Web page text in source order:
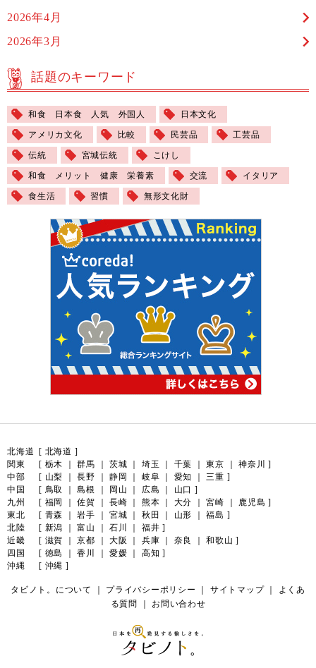
2026年4月
2026年3月
話題のキーワード
和食 日本食 人気 外国人 日本文化
アメリカ文化 比較 民芸品 工芸品
伝統 宮城伝統 こけし
和食 メリット 健康 栄養素 交流 イタリア
食生活 習慣 無形文化財
北海道 [ 北海道 ]
関東
[ 栃木 ｜群馬 茨城 埼玉 千葉 ｜東京 神奈川
]
中部
[ 山梨 ｜長野 静岡 岐阜 愛知 ｜三重 ]
中国
[ 鳥取 ｜島根 岡山 広島 山口 ]
九州
[ 福岡 ｜佐賀 長崎 熊本 大分 ｜宮崎 鹿児島 ]
東北
[ 青森 ｜岩手 宮城 秋田 山形 ｜福島 ]
北陸
[ 新潟 ｜富山 石川 福井 ]
近畿
[ 滋賀 ｜京都 大阪 兵庫 奈良 ｜和歌山 ]
四国
[ 徳島 ｜香川 愛媛 高知 ]
沖縄
[ 沖縄 ]
タビノト。について プライバシーポリシー サイトマップ｜ よくあ
る質問
お問い合わせ